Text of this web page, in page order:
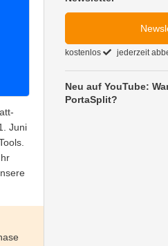
Juni
kostenlos jederzeit
Neu auf YouTube:
PortaSplit?